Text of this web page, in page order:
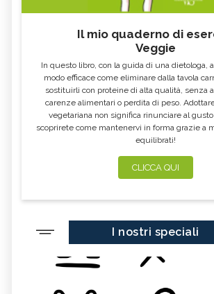
Il mio quaderno di
Veggie
In questo libro, con la guida di una dietologa,
modo efficace come eliminare dalla tavola
sostituirli con proteine di alta qualità, senza
carenze alimentari o perdita di peso.
vegetariana non significa rinunciare al gusto
scoprirete come mantenervi in forma grazie a
equilibrati!
CLICCA QUI
I nostri speciali